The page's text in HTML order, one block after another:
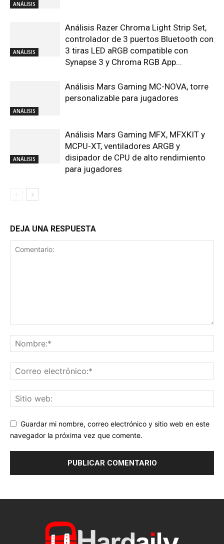
ANÁLISIS
ANÁLISIS
Análisis Razer Chroma Light Strip Set,
controlador de 3 puertos Bluetooth con
3 tiras LED aRGB compatible con
Synapse 3 y Chroma RGB App...
ANÁLISIS
Análisis Mars Gaming MC-NOVA, torre
personalizable para jugadores
ANÁLISIS
Análisis Mars Gaming MFX, MFXKIT y
MCPU-XT, ventiladores ARGB y
disipador de CPU de alto rendimiento
para jugadores
DEJA UNA RESPUESTA
Guardar mi nombre, correo electrónico y sitio web en este
navegador la próxima vez que comente.